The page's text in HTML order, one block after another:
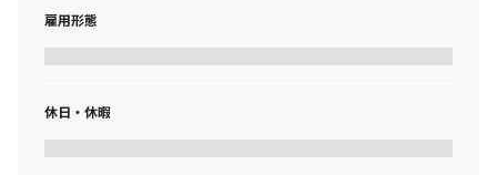
雇用形態
休日・休暇